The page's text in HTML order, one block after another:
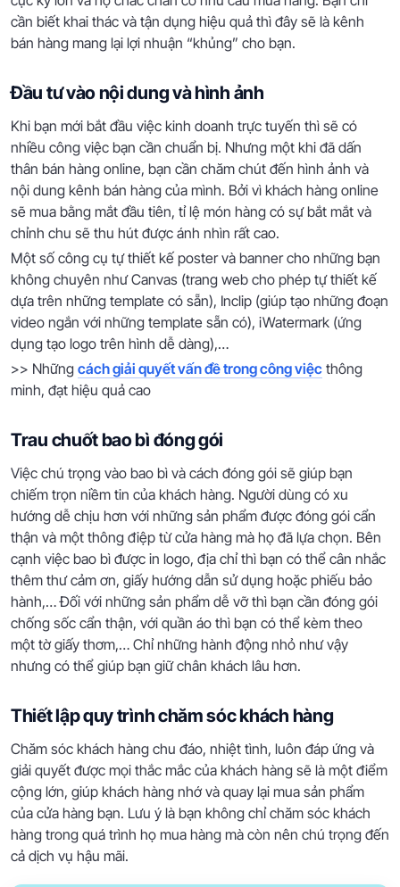
cần biết khai thác và tận dụng hiệu quả thì đây sẽ là kênh
bán hàng mang lại lợi nhuận “khủng” cho bạn.
Đầu tư vào nội dung và hình ảnh
Khi bạn mới bắt đầu việc kinh doanh trực tuyến thì sẽ có
nhiều công việc bạn cần chuẩn bị. Nhưng một khi đã dấn
thân bán hàng online, bạn cần chăm chút đến hình ảnh và
nội dung kênh bán hàng của mình. Bởi vì khách hàng online
sẽ mua bằng mắt đầu tiên, tỉ lệ món hàng có sự bắt mắt và
chỉnh chu sẽ thu hút được ánh nhìn rất cao.
Một số công cụ tự thiết kế poster và banner cho những bạn
không chuyên như Canvas (trang web cho phép tự thiết kế
dựa trên những template có sẵn), Inclip (giúp tạo những đoạn
video ngắn với những template sẵn có), iWatermark (ứng
dụng tạo logo trên hình dễ dàng),…
>> Những cách giải quyết vấn đề trong công việc thông
minh, đạt hiệu quả cao
Trau chuốt bao bì đóng gói
Việc chú trọng vào bao bì và cách đóng gói sẽ giúp bạn
chiếm trọn niềm tin của khách hàng. Người dùng có xu
hướng dễ chịu hơn với những sản phẩm được đóng gói cẩn
thận và một thông điệp từ cửa hàng mà họ đã lựa chọn. Bên
cạnh việc bao bì được in logo, địa chỉ thì bạn có thể cân nhắc
thêm thư cảm ơn, giấy hướng dẫn sử dụng hoặc phiếu bảo
hành,… Đối với những sản phẩm dễ vỡ thì bạn cần đóng gói
chống sốc cẩn thận, với quần áo thì bạn có thể kèm theo
một tờ giấy thơm,… Chỉ những hành động nhỏ như vậy
nhưng có thể giúp bạn giữ chân khách lâu hơn.
Thiết lập quy trình chăm sóc khách hàng
Chăm sóc khách hàng chu đáo, nhiệt tình, luôn đáp ứng và
giải quyết được mọi thắc mắc của khách hàng sẽ là một điểm
cộng lớn, giúp khách hàng nhớ và quay lại mua sản phẩm
của cửa hàng bạn. Lưu ý là bạn không chỉ chăm sóc khách
hàng trong quá trình họ mua hàng mà còn nên chú trọng đến
cả dịch vụ hậu mãi.